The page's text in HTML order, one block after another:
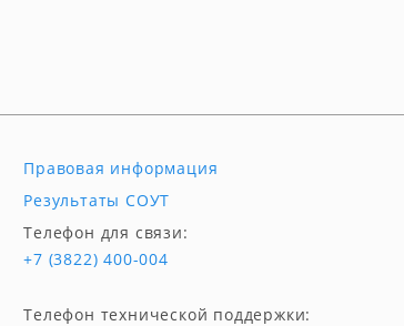
Правовая информация
Результаты СОУТ
Телефон для связи:
+7 (3822) 400-004
Телефон технической поддержки: